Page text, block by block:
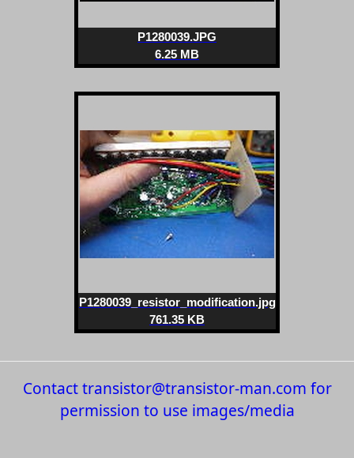
P1280039.JPG
6.25 MB
P1280039_resistor_modification.jpg
761.35 KB
Contact transistor@transistor-man.com for
permission to use images/media